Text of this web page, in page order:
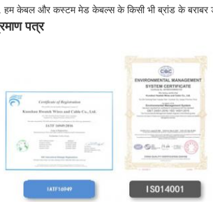
हम केबल और कस्टम मेड केबल्स के किसी भी ब्रांड के बराबर
पत्र